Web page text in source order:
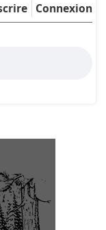
Connexion